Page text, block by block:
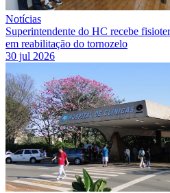
Notícias
Superintendente do HC recebe
em reabilitação do tornozelo
30 jul 2026